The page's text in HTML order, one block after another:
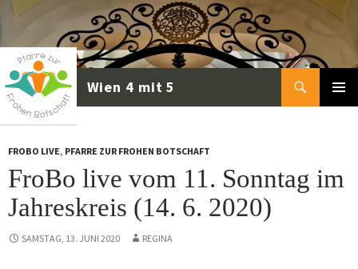
Zum
springen
Suchen
FROBO LIVE, PFARRE ZUR FROHEN BOTSCHAFT
FroBo live vom 11. Sonntag im
Jahreskreis (14. 6. 2020)
SAMSTAG, 13. JUNI 2020 REGINA